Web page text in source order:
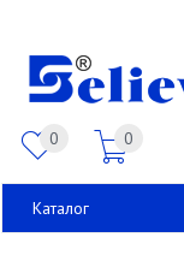
0 0
Каталог